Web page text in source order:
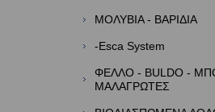
ΜΟΛΥΒΙΑ - ΒΑΡΙΔΙΑ
-Esca System
ΦΕΛΛΟ - BULDO -
ΜΑΛΑΓΡΩΤΕΣ